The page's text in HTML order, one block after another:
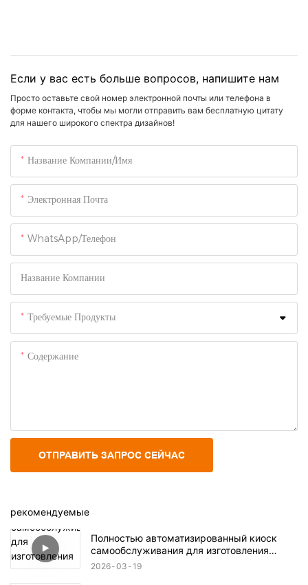
Если у вас есть больше вопросов, напишите нам
Просто оставьте свой номер электронной почты или телефона в
форме контакта, чтобы мы могли отправить вам бесплатную цитату
для нашего широкого спектра дизайнов!
Название Компании/Имя
Электронная Почта
WhatsApp/Телефон
Название Компании
Требуемые Продукты
Содержание
ОТПРАВИТЬ ЗАПРОС СЕЙЧАС
рекомендуемые
Полностью автоматизированный киоск
самообслуживания для изготовления
чехлов для телефонов с индивидуальной
2026 03 19